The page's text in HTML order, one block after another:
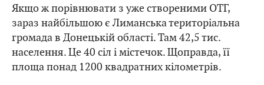
Якщо ж порівнювати з уже створеними ОТГ,
зараз найбільшою є Лиманська територіальна
громада в Донецькій області. Там 42,5 тис.
населення. Це 40 сіл і містечок. Щоправда, її
площа понад 1200 квадратних кілометрів.